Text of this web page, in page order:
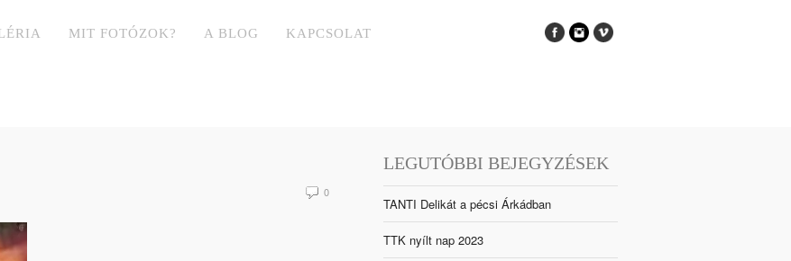
MIT FOTÓZOK? A BLOG KAPCSOLAT
0
LEGUTÓBBI BEJEGYZÉSEK
TANTI Delikát a pécsi Árkádban
TTK nyílt nap 2023